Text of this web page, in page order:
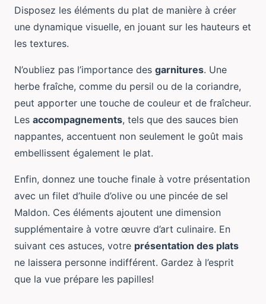
Disposez les éléments du plat de manière à créer
une dynamique visuelle, en jouant sur les hauteurs et
les textures.
N’oubliez pas l’importance des garnitures. Une
herbe fraîche, comme du persil ou de la coriandre,
peut apporter une touche de couleur et de fraîcheur.
Les accompagnements, tels que des sauces bien
nappantes, accentuent non seulement le goût mais
embellissent également le plat.
Enfin, donnez une touche finale à votre présentation
avec un filet d’huile d’olive ou une pincée de sel
Maldon. Ces éléments ajoutent une dimension
supplémentaire à votre œuvre d’art culinaire. En
suivant ces astuces, votre présentation des plats
ne laissera personne indifférent. Gardez à l’esprit
que la vue prépare les papilles!